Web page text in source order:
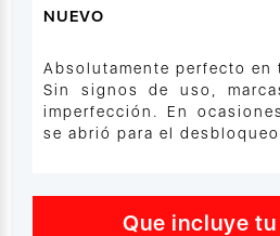
NUEVO
Absolutamente perfecto
Sin signos de uso,
imperfección. En
se abrió para el
Que incluye